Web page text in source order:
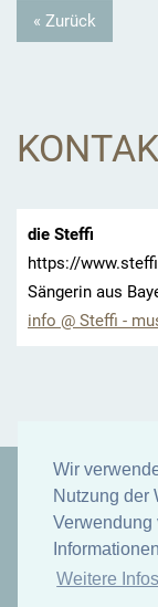
Wir
Nutzung der
Verwendung
Weitere
« Zurück
die Steffi
https://
Sängerin aus
info @ Steffi -
© 2025
Erstellen